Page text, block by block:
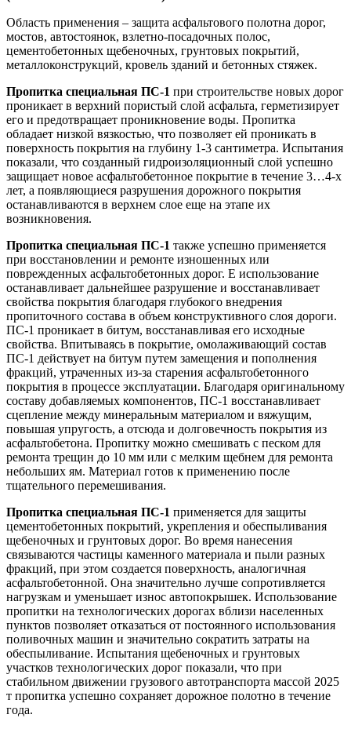
Область применения – защита асфальтового полотна дорог,
мостов, автостоянок, взлетно-посадочных полос,
цементобетонных щебеночных, грунтовых покрытий,
металлоконструкций, кровель зданий и бетонных стяжек.
Пропитка специальная ПС-1 при строительстве новых дорог
проникает в верхний пористый слой асфальта, герметизирует
его и предотвращает проникновение воды. Пропитка
обладает низкой вязкостью, что позволяет ей проникать в
поверхность покрытия на глубину 1-3 сантиметра. Испытания
показали, что созданный гидроизоляционный слой успешно
защищает новое асфальтобетонное покрытие в течение 3…4-х
лет, а появляющиеся разрушения дорожного покрытия
останавливаются в верхнем слое еще на этапе их
возникновения.
Пропитка специальная ПС-1 также успешно применяется
при восстановлении и ремонте изношенных или
поврежденных асфальтобетонных дорог. Е использование
останавливает дальнейшее разрушение и восстанавливает
свойства покрытия благодаря глубокого внедрения
пропиточного состава в объем конструктивного слоя дороги.
ПС-1 проникает в битум, восстанавливая его исходные
свойства. Впитываясь в покрытие, омолаживающий состав
ПС-1 действует на битум путем замещения и пополнения
фракций, утраченных из-за старения асфальтобетонного
покрытия в процессе эксплуатации. Благодаря оригинальному
составу добавляемых компонентов, ПС-1 восстанавливает
сцепление между минеральным материалом и вяжущим,
повышая упругость, а отсюда и долговечность покрытия из
асфальтобетона. Пропитку можно смешивать с песком для
ремонта трещин до 10 мм или с мелким щебнем для ремонта
небольших ям. Материал готов к применению после
тщательного перемешивания.
Пропитка специальная ПС-1 применяется для защиты
цементобетонных покрытий, укрепления и обеспыливания
щебеночных и грунтовых дорог. Во время нанесения
связываются частицы каменного материала и пыли разных
фракций, при этом создается поверхность, аналогичная
асфальтобетонной. Она значительно лучше сопротивляется
нагрузкам и уменьшает износ автопокрышек. Использование
пропитки на технологических дорогах вблизи населенных
пунктов позволяет отказаться от постоянного использования
поливочных машин и значительно сократить затраты на
обеспыливание. Испытания щебеночных и грунтовых
участков технологических дорог показали, что при
стабильном движении грузового автотранспорта массой 2025
т пропитка успешно сохраняет дорожное полотно в течение
года.